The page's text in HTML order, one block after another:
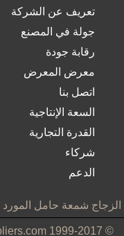
تعريف عن الشركة
جولة في المصنع
رقابة جودة
معرض المعرض
اتصل بنا
السعة الإنتاجية
القدرة التجارية
شركاء
الدعم
الزجاج شمعة حامل المورد
© 1999-2017